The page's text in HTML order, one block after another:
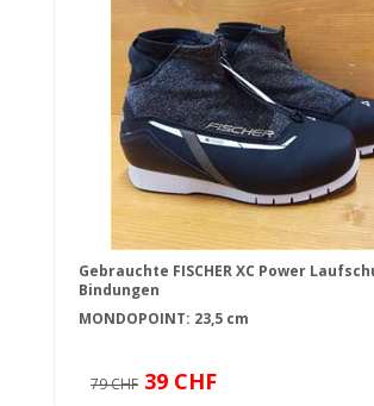
Gebrauchte FISCHER XC Power
Bindungen
MONDOPOINT: 23,5 cm
79 CHF 39 CHF